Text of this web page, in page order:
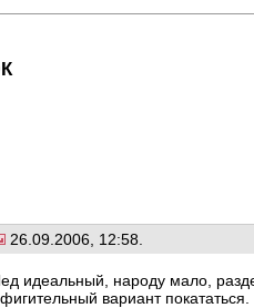
26.09.2006, 12:58.
идеальный, народу мало,
вариант покататься.